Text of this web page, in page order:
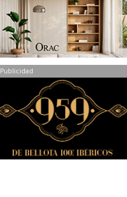
Publicidad